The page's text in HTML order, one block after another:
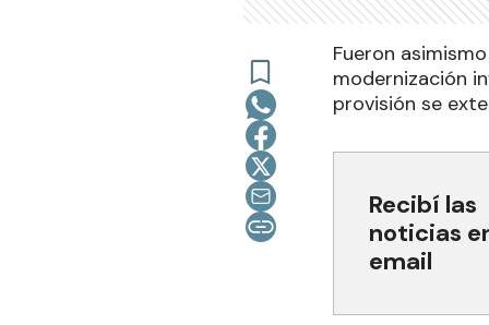
Fueron
modernización
provisión se
Recibí las
noticias
email